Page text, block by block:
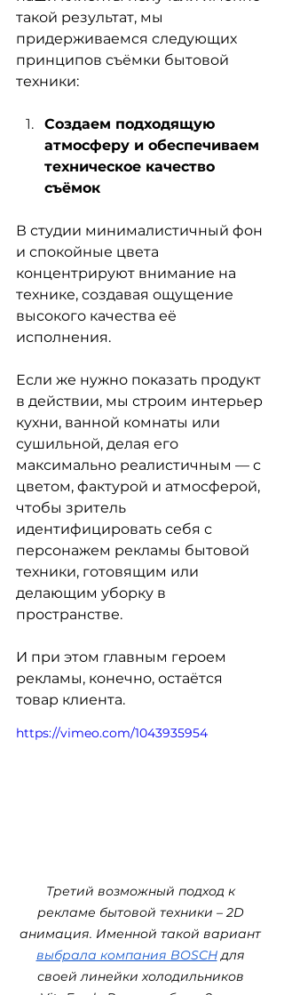
такой результат, мы
придерживаемся следующих
принципов съёмки бытовой
техники:
Создаем подходящую
атмосферу и обеспечиваем
техническое качество
съёмок
В студии минималистичный фон
и спокойные цвета
концентрируют внимание на
технике, создавая ощущение
высокого качества её
исполнения.
Если же нужно показать продукт
в действии, мы строим интерьер
кухни, ванной комнаты или
сушильной, делая его
максимально реалистичным — с
цветом, фактурой и атмосферой,
чтобы зритель
идентифицировать себя с
персонажем рекламы бытовой
техники, готовящим или
делающим уборку в
пространстве.
И при этом главным героем
рекламы, конечно, остаётся
товар клиента.
https://vimeo.com/1043935954
Третий возможный подход к
рекламе бытовой техники – 2D
анимация. Именной такой вариант
выбрала компания BOSCH для
своей линейки холодильников